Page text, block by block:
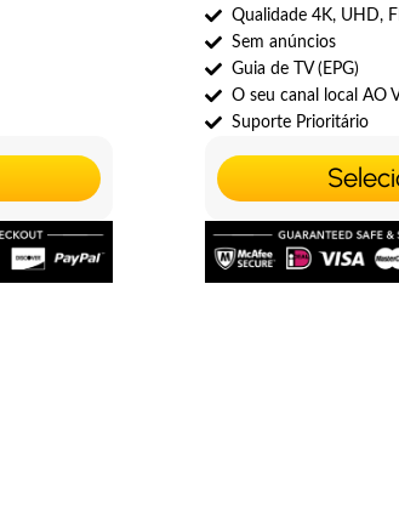
Qualidade 4K, UHD,
Sem anúncios
Guia de TV (EPG)
O seu canal local AO
Suporte Prioritário